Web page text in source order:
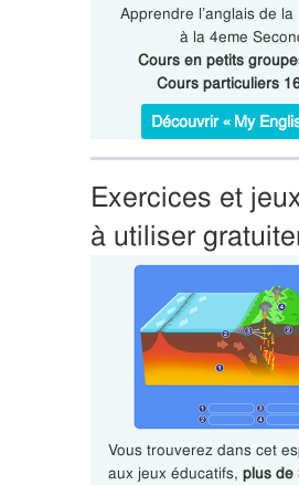
Apprendre l’anglais de
à la 4eme
Cours en petits
Cours particuliers
Découvrir « My
Exercices et
à utiliser
Vous trouverez dans cet
aux jeux éducatifs, plus de